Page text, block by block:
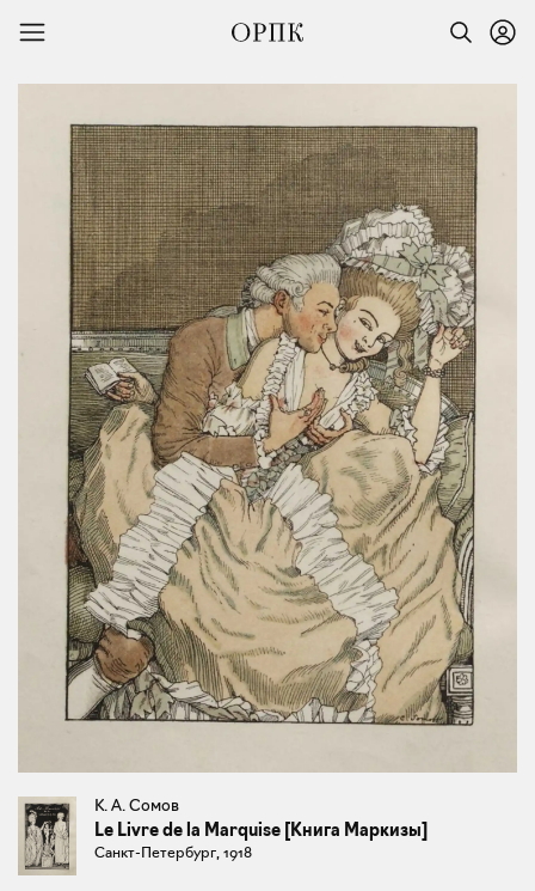
К. А. Сомов
Le Livre de la Marquise [Книга Маркизы]
Санкт-Петербург, 1918